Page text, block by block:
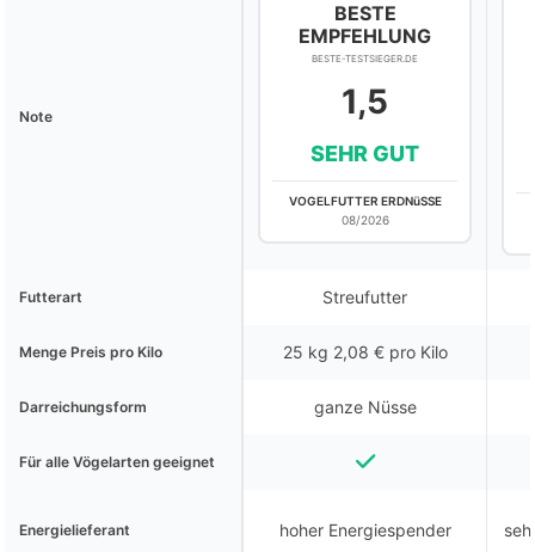
Note
BESTE
EMPFEHLUNG
BESTE-TESTSIEGER.DE
1,5
SEHR GUT
VOGELFUTTER ERDNüSSE
08/2026
Futterart Streufutter
Menge Preis pro Kilo 25 kg 2,08 € pro Kilo
Darreichungsform ganze Nüsse
Für alle Vögelarten geeignet
Energielieferant hoher Energiespender